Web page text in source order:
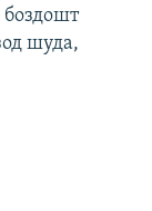
шуда,